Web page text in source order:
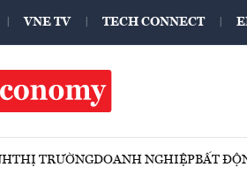
VNE TV TECH CONNECT
THỊ TRƯỜNGDOANH NGHIỆPBẤT